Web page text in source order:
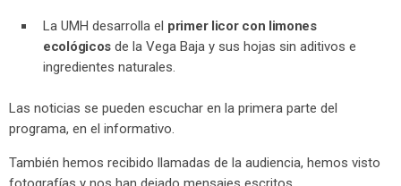
La UMH desarrolla el primer licor con limones
ecológicos de la Vega Baja y sus hojas sin aditivos e
ingredientes naturales.
Las noticias se pueden escuchar en la primera parte del
programa, en el informativo.
También hemos recibido llamadas de la audiencia, hemos visto